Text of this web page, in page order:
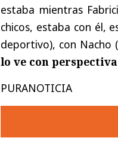
estaba mientras
chicos, estaba con él,
deportivo), con Nacho
lo ve con
PURANOTICIA